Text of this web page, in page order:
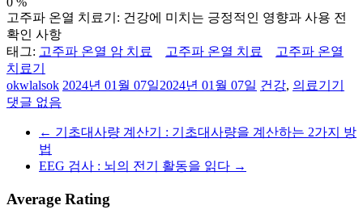
고주파 온열 치료기: 건강에 미치는 긍정적인 영향과 사용 전
확인 사항
태그: 고주파 온열 암 치료 고주파 온열 치료
고주파 온열
치료기
okwlalsok 2024년 01월 07일2024년 01월 07일 건강, 의료기기
댓글 없음
← 기초대사량 계산기 : 기초대사량을 계산하는 2가지 방
법
EEG 검사 : 뇌의 전기 활동을 읽다 →
Average Rating